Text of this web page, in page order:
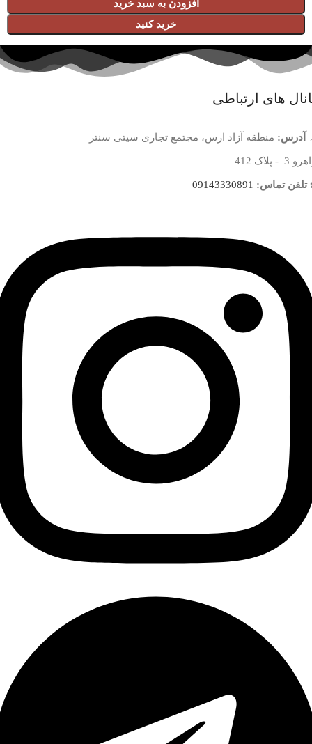
افزودن به سبد خرید
خرید کنید
های ارتباطی
آدرس: منطقه آزاد ارس، مجتمع تجاری سیتی سنتر
3 - پلاک 412
تلفن تماس: 09143330891